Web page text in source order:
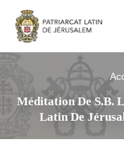
Méditation De S.B.
Latin De